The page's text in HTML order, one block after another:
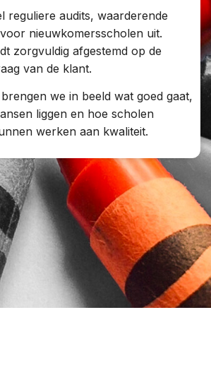
reguliere audits, waarderende
nieuwkomersscholen uit.
zorgvuldig afgestemd op de
van de klant.
we in beeld wat goed gaat,
liggen en hoe scholen
werken aan kwaliteit.